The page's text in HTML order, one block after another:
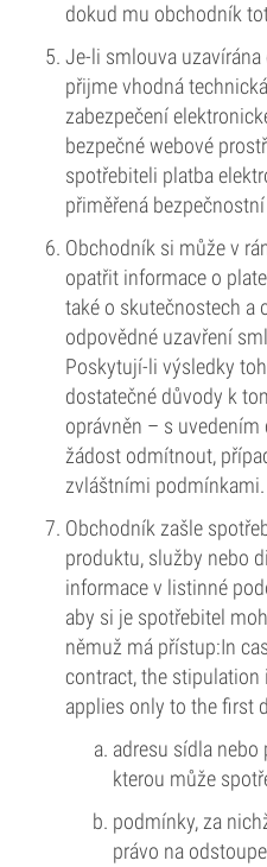
dokud mu obchodník
Je-li smlouva
přijme vhodná
zabezpečení
bezpečné webové
spotřebiteli platba
přiměřená
Obchodník si může v
opatřit informace o
také o skutečnostech a
odpovědné uzavření
Poskytují-li výsledky
dostatečné důvody k
oprávněn – s
žádost odmítnout,
zvláštními podmínkami.
Obchodník zašle
produktu, služby nebo
informace v listinné
aby si je spotřebitel
němuž má přístup:In
contract, the stipulation
applies only to the first
adresu sídla
kterou může
podmínky, za
právo na